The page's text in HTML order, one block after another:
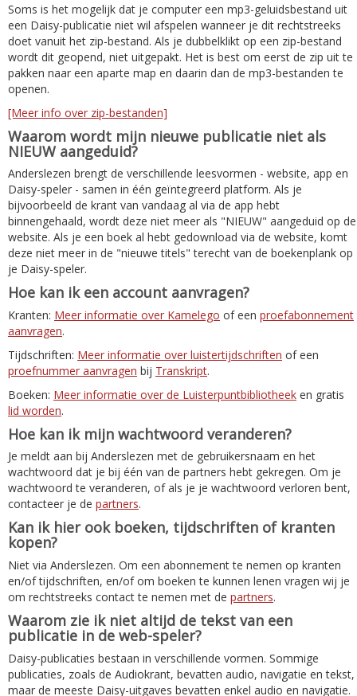
Soms is het mogelijk dat je computer een mp3-geluidsbestand uit
een Daisy-publicatie niet wil afspelen wanneer je dit rechtstreeks
doet vanuit het zip-bestand. Als je dubbelklikt op een zip-bestand
wordt dit geopend, niet uitgepakt. Het is best om eerst de zip uit te
pakken naar een aparte map en daarin dan de mp3-bestanden te
openen.
[Meer info over zip-bestanden]
Waarom wordt mijn nieuwe publicatie niet als
NIEUW aangeduid?
Anderslezen brengt de verschillende leesvormen - website, app en
Daisy-speler - samen in één geïntegreerd platform. Als je
bijvoorbeeld de krant van vandaag al via de app hebt
binnengehaald, wordt deze niet meer als "NIEUW" aangeduid op de
website. Als je een boek al hebt gedownload via de website, komt
deze niet meer in de "nieuwe titels" terecht van de boekenplank op
je Daisy-speler.
Hoe kan ik een account aanvragen?
Kranten: Meer informatie over Kamelego of een proefabonnement
aanvragen.
Tijdschriften: Meer informatie over luistertijdschriften of een
proefnummer aanvragen bij Transkript.
Boeken: Meer informatie over de Luisterpuntbibliotheek en gratis
lid worden.
Hoe kan ik mijn wachtwoord veranderen?
Je meldt aan bij Anderslezen met de gebruikersnaam en het
wachtwoord dat je bij één van de partners hebt gekregen. Om je
wachtwoord te veranderen, of als je je wachtwoord verloren bent,
contacteer je de partners.
Kan ik hier ook boeken, tijdschriften of kranten
kopen?
Niet via Anderslezen. Om een abonnement te nemen op kranten
en/of tijdschriften, en/of om boeken te kunnen lenen vragen wij je
om rechtstreeks contact te nemen met de partners.
Waarom zie ik niet altijd de tekst van een
publicatie in de web-speler?
Daisy-publicaties bestaan in verschillende vormen. Sommige
publicaties, zoals de Audiokrant, bevatten audio, navigatie en tekst,
maar de meeste Daisy-uitgaves bevatten enkel audio en navigatie.